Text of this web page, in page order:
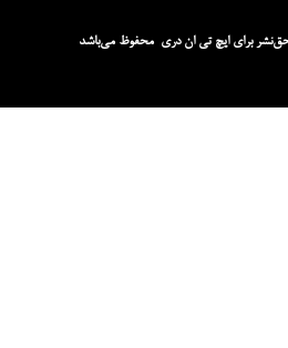
برای ایچ‌ تی‌ ان دری محفوظ می‌باشد